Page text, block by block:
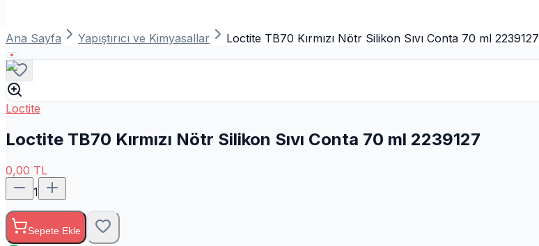
Ana Sayfa Yapıştırıcı ve Kimyasallar Loctite TB70 Kırmızı Nötr Silikon Sıvı Conta 70 ml 2239127
Loctite
Loctite TB70 Kırmızı Nötr Silikon Sıvı Conta 70 ml 2239127
0,00 TL
1
Sepete Ekle